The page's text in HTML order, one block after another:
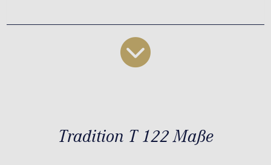
Tradition T 122 Maße